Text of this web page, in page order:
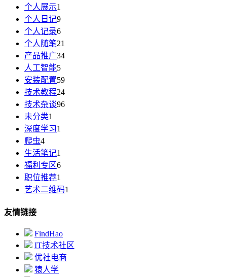
个人展示1
个人日记9
个人记录6
个人随笔21
产品推广34
人工智能5
安装配置59
技术教程24
技术杂谈96
未分类1
深度学习1
爬虫4
生活笔记1
福利专区6
职位推荐1
艺术二维码1
友情链接
FindHao
IT技术社区
优社电商
猿人学